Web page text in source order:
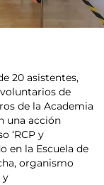
20 asistentes,
de
de la Academia
una acción
‘RCP y
en la Escuela de
organismo
y